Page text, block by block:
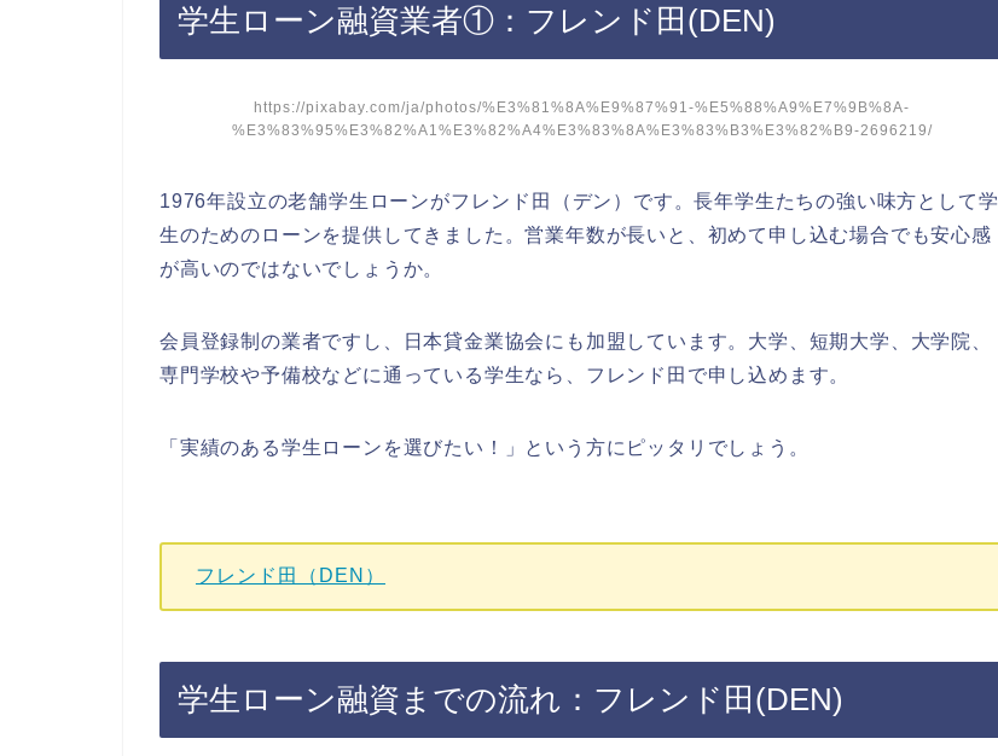
学生ローン融資業者①：フレンド田(DEN)
https://pixabay.com/ja/photos/%E3%81%8A%E9%87%91-%E5%88%A9%E7%9B%8A-
%E3%83%95%E3%82%A1%E3%82%A4%E3%83%8A%E3%83%B3%E3%82%B9-2696219/
1976年設立の老舗学生ローンがフレンド田（デン）です。長年学生たちの強い味方として学
生のためのローンを提供してきました。営業年数が長いと、初めて申し込む場合でも安心感
が高いのではないでしょうか。
会員登録制の業者ですし、日本貸金業協会にも加盟しています。大学、短期大学、大学院、
専門学校や予備校などに通っている学生なら、フレンド田で申し込めます。
「実績のある学生ローンを選びたい！」という方にピッタリでしょう。
フレンド田（DEN）
学生ローン融資までの流れ：フレンド田(DEN)